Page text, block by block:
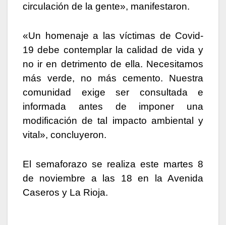
circulación de la gente», manifestaron.
«Un homenaje a las víctimas de Covid-
19 debe contemplar la calidad de vida y
no ir en detrimento de ella. Necesitamos
más verde, no más cemento. Nuestra
comunidad exige ser consultada e
informada antes de imponer una
modificación de tal impacto ambiental y
vital», concluyeron.
El semaforazo se realiza este martes 8
de noviembre a las 18 en la Avenida
Caseros y La Rioja.